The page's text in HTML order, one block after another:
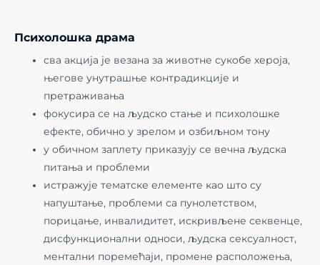
Психолошка драма
сва акција је везана за животне сукобе хероја,
његове унутрашње контрадикције и
претраживања
фокусира се на људско стање и психолошке
ефекте, обично у зрелом и озбиљном тону
у обичном заплету приказују се вечна људска
питања и проблеми
истражује тематске елементе као што су
напуштање, проблеми са пунолетством,
порицање, инвалидитет, искривљене секвенце,
дисфункционални односи, људска сексуалност,
ментални поремећаји, промене расположења,